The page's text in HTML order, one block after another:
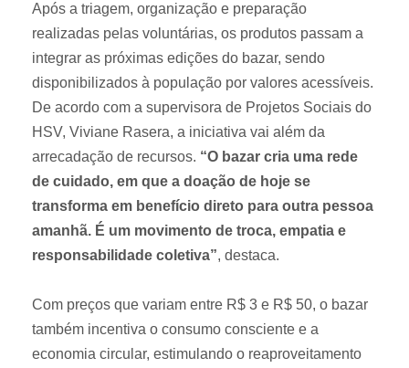
Após a triagem, organização e preparação
realizadas pelas voluntárias, os produtos passam a
integrar as próximas edições do bazar, sendo
disponibilizados à população por valores acessíveis.
De acordo com a supervisora de Projetos Sociais do
HSV, Viviane Rasera, a iniciativa vai além da
arrecadação de recursos. “O bazar cria uma rede
de cuidado, em que a doação de hoje se
transforma em benefício direto para outra pessoa
amanhã. É um movimento de troca, empatia e
responsabilidade coletiva”, destaca.
Com preços que variam entre R$ 3 e R$ 50, o bazar
também incentiva o consumo consciente e a
economia circular, estimulando o reaproveitamento